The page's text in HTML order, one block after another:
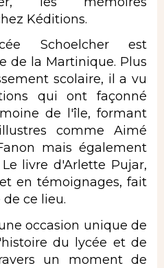
Kéditions.
Schoelcher est
de la Martinique. Plus
scolaire, il a vu
qui ont façonné
de l'île, formant
comme Aimé
mais également
livre d'Arlette Pujar,
en témoignages, fait
ce lieu.
occasion unique de
du lycée et de
un moment de